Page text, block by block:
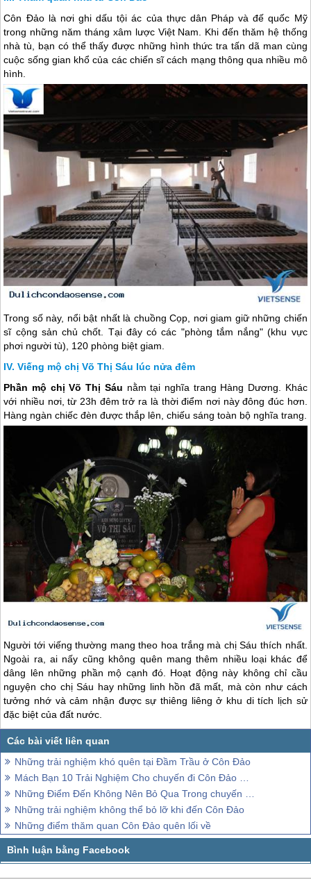
Côn Đảolà nơi ghi dấu tội ác của thực dân Pháp và đế quốc Mỹ
trong những năm tháng xâm lược Việt Nam. Khi đến thăm hệ thống
nhà tù, bạn có thể thấy được những hình thức tra tấn dã man cùng
cuộc sống gian khổ của các chiến sĩ cách mạng thông qua nhiều mô
hình.
Trong số này, nổi bật nhất là chuồng Cọp, nơi giam giữ những chiến
sĩ cộng sản chủ chốt. Tại đây có các "phòng tắm nắng" (khu vực
phơi người tù), 120 phòng biệt giam.
Viếng mộ chị Võ Thị Sáu lúc nửa đêm
Phần mộ chị Võ Thị Sáu nằm tại nghĩa trang Hàng Dương. Khác
với nhiều nơi, từ 23h đêm trở ra là thời điểm nơi này đông đúc hơn.
Hàng ngàn chiếc đèn được thắp lên, chiếu sáng toàn bộ nghĩa trang.
Người tới viếng thường mang theo hoa trắng mà chị Sáu thích nhất.
Ngoài ra, ai nấy cũng không quên mang thêm nhiều loại khác để
dâng lên những phần mộ cạnh đó. Hoạt động này không chỉ cầu
nguyện cho chị Sáu hay những linh hồn đã mất, mà còn như cách
tưởng nhớ và cảm nhận được sự thiêng liêng ở khu di tích lịch sử
đặc biệt của đất nước.
Những trải nghiệm khó quên tại Đầm Trầu ở Côn Đảo
Mách Bạn 10 Trải Nghiệm Cho chuyến đi Côn Đảo Dịp Lễ
Những Điểm Đến Không Nên Bỏ Qua Trong chuyến đi Côn Đảo
Những trải nghiệm không thể bỏ lỡ khi đến Côn Đảo
Những điểm thăm quan Côn Đảo quên lối về